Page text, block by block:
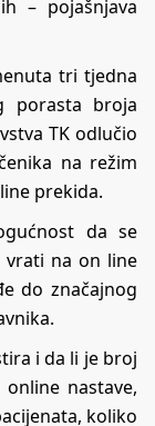
– pojašnjava
tri tjedna
porasta broja
TK odlučio
na režim
prekida.
da se
vrati na on line
do značajnog
i da li je broj
nastave,
koliko